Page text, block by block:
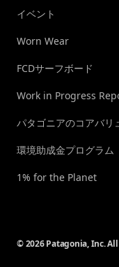
イベント
Worn Wear
FCDサーフボード
Work in Progress
パタゴニアのコアバリ
環境助成金プログラム
1% for the Planet
© 2026 Patagonia, Inc.